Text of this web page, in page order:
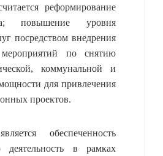
реформирование
повышение уровня
посредством внедрения
по снятию
коммунальной и
для привлечения
проектов.
обеспеченность
деятельность в рамках